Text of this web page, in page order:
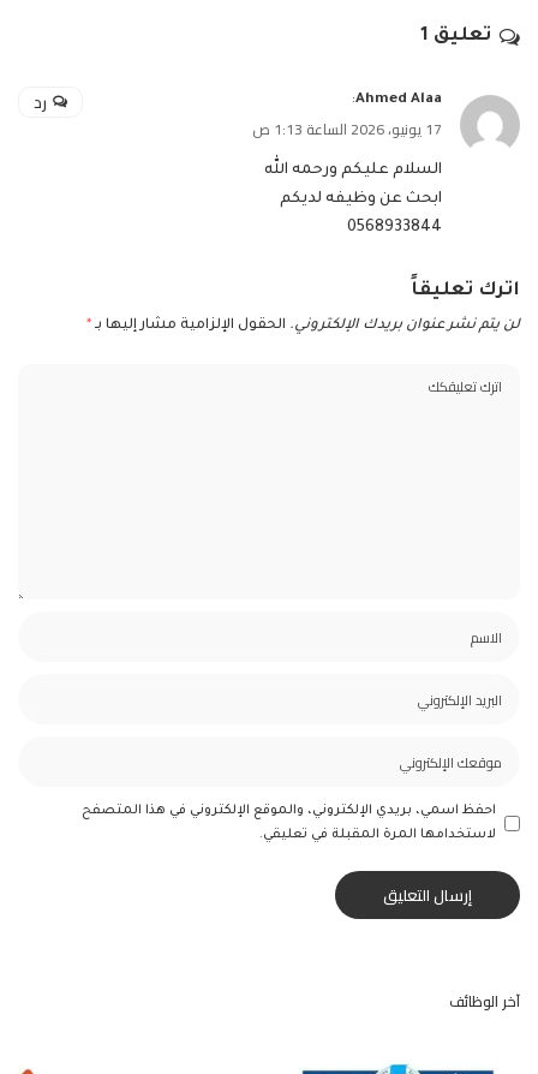
تعليق 1
Ahmed Alaa
:
17 يونيو، 2026 الساعة 1:13 ص
السلام عليكم ورحمه الله
ابحث عن وظيفه لديكم
0568933844
رد
اترك تعليقاً
لن يتم نشر عنوان بريدك الإلكتروني. الحقول الإلزامية مشار إليها بـ *
احفظ اسمي، بريدي الإلكتروني، والموقع الإلكتروني في هذا المتصفح
لاستخدامها المرة المقبلة في تعليقي.
آخر الوظائف